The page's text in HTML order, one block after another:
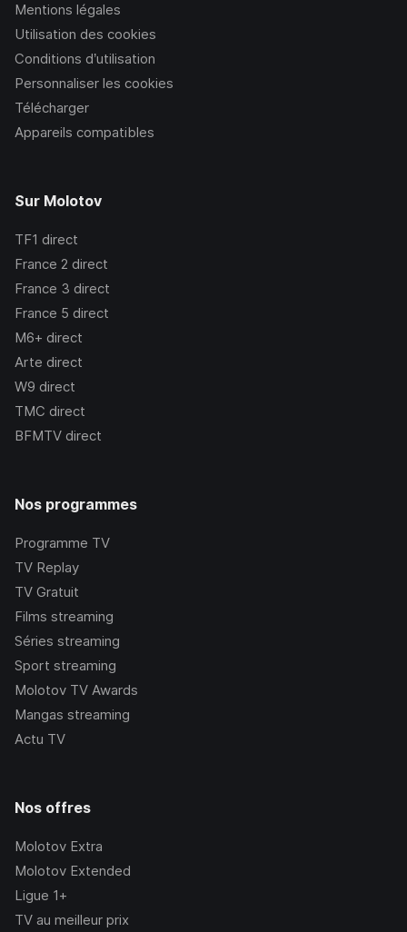
Mentions légales
Utilisation des cookies
Conditions d’utilisation
Personnaliser les cookies
Télécharger
Appareils compatibles
Sur Molotov
TF1 direct
France 2 direct
France 3 direct
France 5 direct
M6+ direct
Arte direct
W9 direct
TMC direct
BFMTV direct
Nos programmes
Programme TV
TV Replay
TV Gratuit
Films streaming
Séries streaming
Sport streaming
Molotov TV Awards
Mangas streaming
Actu TV
Nos offres
Molotov Extra
Molotov Extended
Ligue 1+
TV au meilleur prix